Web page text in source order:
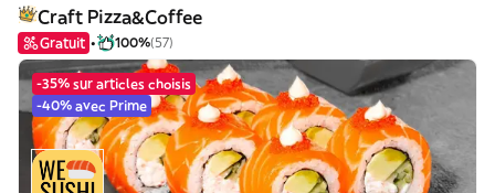
Craft Pizza&Coffee
Gratuit 100%(57)
-35% sur articles choisis
-40% avec Prime